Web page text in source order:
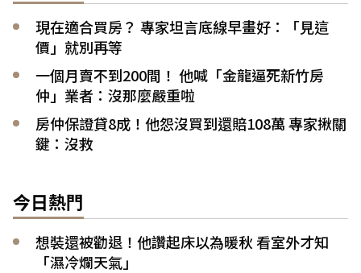
現在適合買房？ 專家坦言底線早畫好：「見這
價」就別再等
一個月賣不到200間！ 他喊「金龍逼死新竹房
仲」業者：沒那麼嚴重啦
房仲保證貸8成！他怨沒買到還賠108萬 專家揪關
鍵：沒救
今日熱門
想裝還被勸退！他讚起床以為暖秋 看室外才知
「濕冷爛天氣」